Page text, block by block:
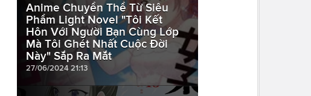
Anime Chuyển Thể Từ Siêu
Phẩm Light Novel "Tôi Kết
Hôn Với Người Bạn Cùng Lớp
Mà Tôi Ghét Nhất Cuộc Đời
Này" Sắp Ra Mắt
27/06/2024 21:13